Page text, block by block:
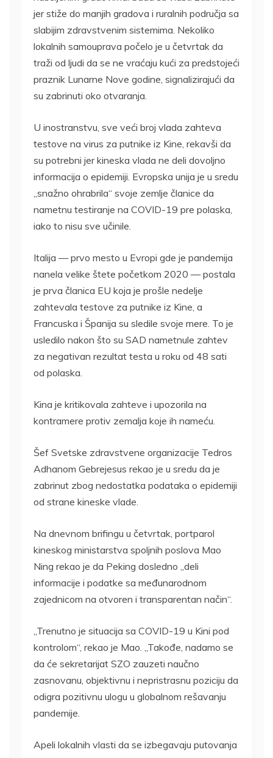
jer stiže do manjih gradova i ruralnih područja sa
slabijim zdravstvenim sistemima. Nekoliko
lokalnih samouprava počelo je u četvrtak da
traži od ljudi da se ne vraćaju kući za predstojeći
praznik Lunarne Nove godine, signalizirajući da
su zabrinuti oko otvaranja.
U inostranstvu, sve veći broj vlada zahteva
testove na virus za putnike iz Kine, rekavši da
su potrebni jer kineska vlada ne deli dovoljno
informacija o epidemiji. Evropska unija je u sredu
„snažno ohrabrila“ svoje zemlje članice da
nametnu testiranje na COVID-19 pre polaska,
iako to nisu sve učinile.
Italija — prvo mesto u Evropi gde je pandemija
nanela velike štete početkom 2020 — postala
je prva članica EU koja je prošle nedelje
zahtevala testove za putnike iz Kine, a
Francuska i Španija su sledile svoje mere. To je
usledilo nakon što su SAD nametnule zahtev
za negativan rezultat testa u roku od 48 sati
od polaska.
Kina je kritikovala zahteve i upozorila na
kontramere protiv zemalja koje ih nameću.
Šef Svetske zdravstvene organizacije Tedros
Adhanom Gebrejesus rekao je u sredu da je
zabrinut zbog nedostatka podataka o epidemiji
od strane kineske vlade.
Na dnevnom brifingu u četvrtak, portparol
kineskog ministarstva spoljnih poslova Mao
Ning rekao je da Peking dosledno „deli
informacije i podatke sa međunarodnom
zajednicom na otvoren i transparentan način“.
„Trenutno je situacija sa COVID-19 u Kini pod
kontrolom“, rekao je Mao. „Takođe, nadamo se
da će sekretarijat SZO zauzeti naučno
zasnovanu, objektivnu i nepristrasnu poziciju da
odigra pozitivnu ulogu u globalnom rešavanju
pandemije.
Apeli lokalnih vlasti da se izbegavaju putovanja